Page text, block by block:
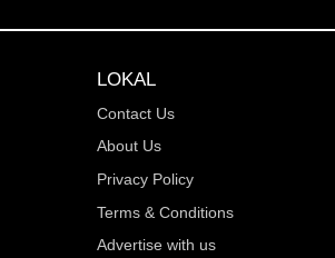
LOKAL
Contact Us
About Us
Privacy Policy
Terms & Conditions
Advertise with us